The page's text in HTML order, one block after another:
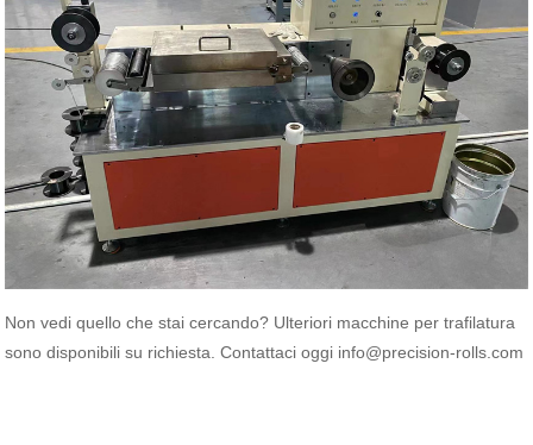
Non vedi quello che stai cercando? Ulteriori macchine per trafilatura
sono disponibili su richiesta. Contattaci oggi info@precision-rolls.com